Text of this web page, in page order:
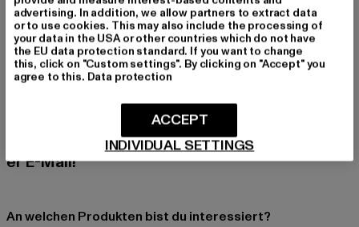
MELDE DICH AN, UM
INSPIRIERT ZU BLEI
BEN!
Melde dich hier für unseren Newsletter an und
erhalte künftig Informationen über aktuelle Tre
nds, Angebote und Gutscheine von DefShop p
er E-Mail!
An welchen Produkten bist du interessiert?
advertising. In addition, we allow partners to extract data
or to use cookies. This may also include the processing of
your data in the USA or other countries which do not have
the EU data protection standard. If you want to change
this, click on "Custom settings". By clicking on "Accept" you
agree to this. Data protection
INDIVIDUAL SETTINGS
ACCEPT